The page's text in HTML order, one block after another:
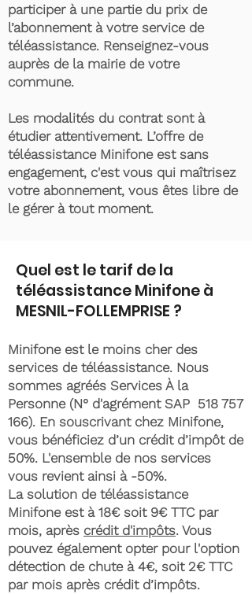
participer à une partie du prix de
l’abonnement à votre service de
téléassistance. Renseignez-vous
auprès de la mairie de votre
commune.
Les modalités du contrat sont à
étudier attentivement. L’offre de
téléassistance Minifone est sans
engagement, c'est vous qui maîtrisez
votre abonnement, vous êtes libre de
le gérer à tout moment.
Quel est le tarif de la
téléassistance Minifone à
MESNIL-FOLLEMPRISE ?
Minifone est le moins cher des
services de téléassistance. Nous
sommes agréés Services À la
Personne (N° d'agrément SAP 518 757
166). En souscrivant chez Minifone,
vous bénéficiez d’un crédit d’impôt de
50%. L'ensemble de nos services
vous revient ainsi à -50%.
La solution de téléassistance
Minifone est à 18€ soit 9€ TTC par
mois, après crédit d'impôts. Vous
pouvez également opter pour l'option
détection de chute à 4€, soit 2€ TTC
par mois après crédit d’impôts.